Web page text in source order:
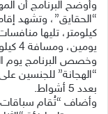
وأوضح البرنامج أن
يومين، ومسافة 4 كيلومترات.
وخصص البرنامج يوم
بعدد 5 أشواط.